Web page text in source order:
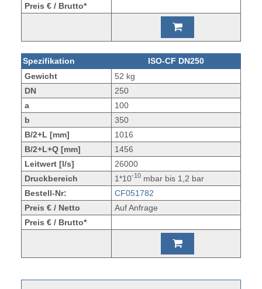
Preis € / Brutto*
Spezifikation
ISO-CF DN250
Gewicht
52 kg
DN
250
a
100
b
350
B/2+L [mm]
1016
B/2+L+Q [mm]
1456
Leitwert [l/s]
26000
Druckbereich
1*10-10mbar bis 1,2 bar
Bestell-Nr:
CF051782
Preis € / Netto
Auf Anfrage
Preis € / Brutto*